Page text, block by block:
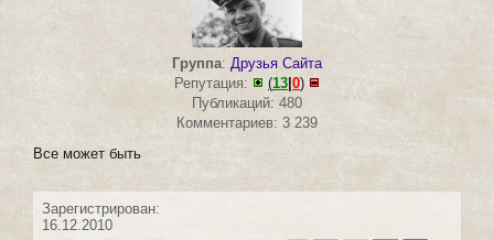
Группа: Друзья Сайта
Репутация:
(13 0)
Публикаций: 480
Комментариев: 3 239
Все может быть
Зарегистрирован:
16.12.2010